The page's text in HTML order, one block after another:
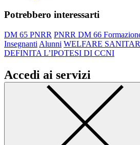
Potrebbero interessarti
DM 65 PNRR PNRR DM 66
Insegnanti Alunni WELFARE
DEFINITA L’IPOTESI DI CCNI
Accedi ai servizi